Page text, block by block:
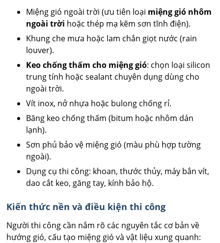
Miệng gió ngoài trời (ưu tiên loại miệng gió nhôm
ngoài trời hoặc thép mạ kẽm sơn tĩnh điện).
Khung che mưa hoặc lam chắn giọt nước (rain
louver).
Keo chống thấm cho miệng gió: chọn loại silicon
trung tính hoặc sealant chuyên dụng dùng cho
ngoài trời.
Vít inox, nở nhựa hoặc bulong chống rỉ.
Băng keo chống thấm (bitum hoặc nhôm dán
lạnh).
Sơn phủ bảo vệ miệng gió (màu phù hợp tường
ngoài).
Dụng cụ thi công: khoan, thước thủy, máy bắn vít,
dao cắt keo, găng tay, kính bảo hộ.
Kiến thức nền và điều kiện thi công
Người thi công cần nắm rõ các nguyên tắc cơ bản về
hướng gió, cấu tạo miệng gió và vật liệu xung quanh: